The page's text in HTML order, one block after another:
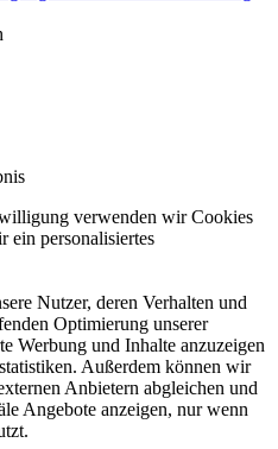
verwenden wir Cookies
ein personalisiertes
Nutzer, deren Verhalten und
Optimierung unserer
Werbung und Inhalte anzuzeigen
Außerdem können wir
Anbietern abgleichen und
Angebote anzeigen, nur wenn